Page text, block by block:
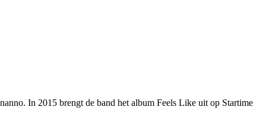
In 2015 brengt de band het album Feels Like uit op Startime